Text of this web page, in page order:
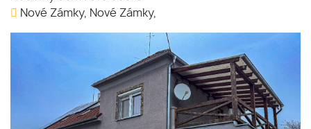
Nové Zámky, Nové Zámky,